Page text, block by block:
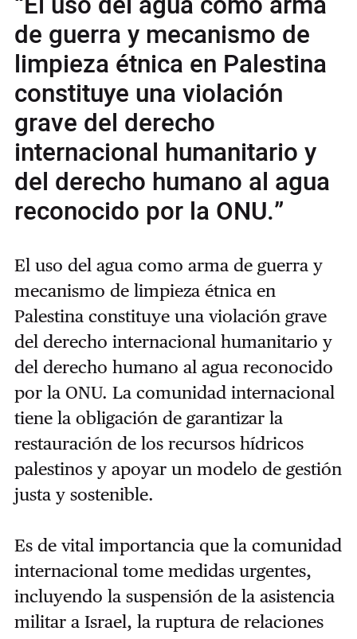
de guerra y mecanismo de
limpieza étnica en Palestina
constituye una violación
grave del derecho
internacional humanitario y
del derecho humano al agua
reconocido por la ONU.”
El uso del agua como arma de guerra y
mecanismo de limpieza étnica en
Palestina constituye una violación grave
del derecho internacional humanitario y
del derecho humano al agua reconocido
por la ONU. La comunidad internacional
tiene la obligación de garantizar la
restauración de los recursos hídricos
palestinos y apoyar un modelo de gestión
justa y sostenible.
Es de vital importancia que la comunidad
internacional tome medidas urgentes,
incluyendo la suspensión de la asistencia
militar a Israel, la ruptura de relaciones